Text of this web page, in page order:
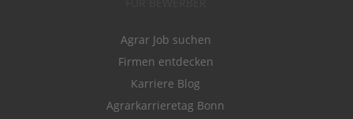
Agrar Job suchen
Firmen entdecken
Karriere Blog
Agrarkarrieretag Bonn